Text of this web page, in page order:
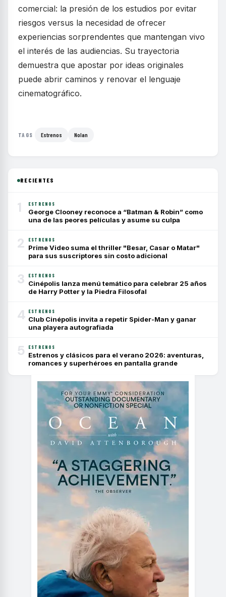
comercial: la presión de los estudios por evitar
riesgos versus la necesidad de ofrecer
experiencias sorprendentes que mantengan vivo
el interés de las audiencias. Su trayectoria
demuestra que apostar por ideas originales
puede abrir caminos y renovar el lenguaje
cinematográfico.
TAGS Estrenos Nolan
RECIENTES
1 ESTRENOS
George Clooney reconoce a “Batman & Robin” como
una de las peores películas y asume su culpa
2 ESTRENOS
Prime Video suma el thriller "Besar, Casar o Matar"
para sus suscriptores sin costo adicional
3 ESTRENOS
Cinépolis lanza menú temático para celebrar 25 años
de Harry Potter y la Piedra Filosofal
4 ESTRENOS
Club Cinépolis invita a repetir Spider-Man y ganar
una playera autografiada
5 ESTRENOS
Estrenos y clásicos para el verano 2026: aventuras,
romances y superhéroes en pantalla grande